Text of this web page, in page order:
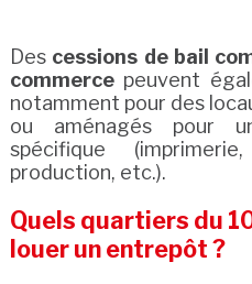
Des cessions de bail
commercepeuvent
notamment pour des
ou aménagés pour
spécifique
production, etc.).
Quels quartiers du
louer un entrepôt ?